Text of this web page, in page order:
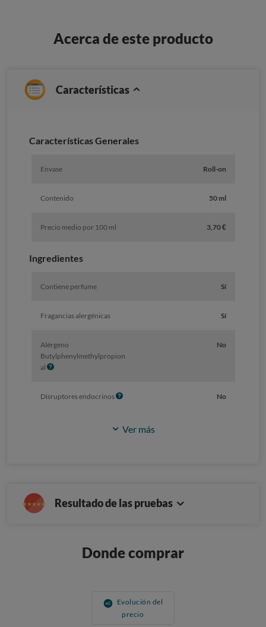
Acerca de este producto
Características
Caracterí­sticas Generales
Envase Roll-on
Contenido 50 ml
Precio medio por 100 ml 3,70 €
Ingredientes
Contiene perfume Sí
Fragancias alergénicas Sí
Alérgeno
Butylphenylmethylpropion
al I
o
No
Disruptores endocrinosI
o
No
Ver más
Resultado de las pruebas
Donde comprar
Evolución del
precio